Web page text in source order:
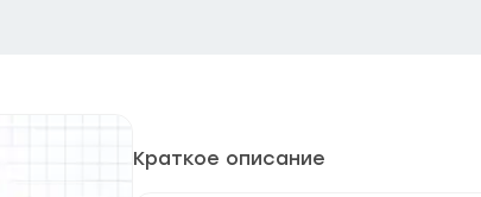
Краткое описание